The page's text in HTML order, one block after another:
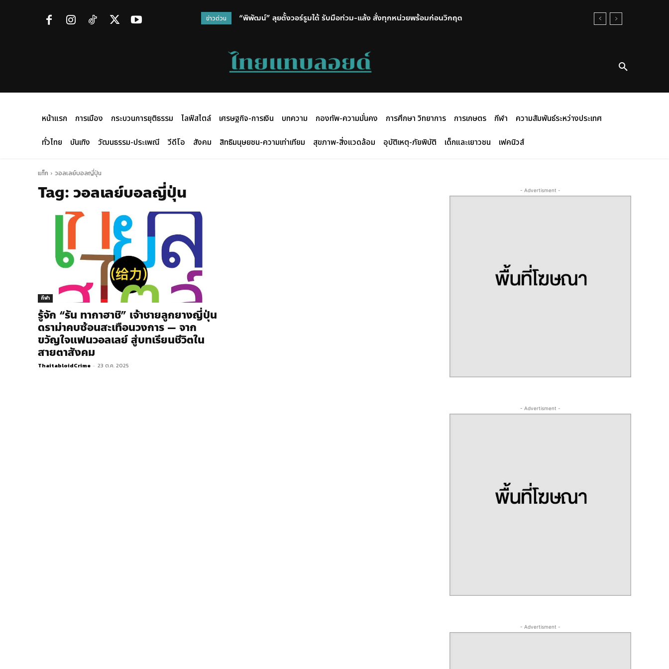
ข่าวด่วน “พิพัฒน์” ลุยตั้งวอร์รูมใต้ รับมือท่วม-แล้ง สั่งทุกหน่วยพร้อมก่อนวิกฤต
หน้าแรก การเมือง กระบวนการยุติธรรม ไลฟ์สไตล์ เศรษฐกิจ-การเงิน บทความ กองทัพ-ความมั่นคง การศึกษา วิทยาการ การเกษตร กีฬา
ความสัมพันธ์ระหว่างประเทศ
ทั่วไทย
บันเทิง วัฒนธรรม-ประเพณี วีดีโอ สังคม สิทธิมนุษยชน-ความเท่าเทียม สุขภาพ-สิ่งแวดล้อม อุบัติเหตุ-ภัยพิบัติ เด็กและเยาวชน เฟคนิวส์
แท็ก วอลเลย์บอลญี่ปุ่น
Tag:วอลเลย์บอลญี่ปุ่น
กีฬา
รู้จัก​ “รัน ทากาฮาชิ” เจ้าชายลูกยางญี่ปุ่น
ดราม่าคบซ้อนสะเทือนวงการ — จาก
ขวัญใจแฟนวอลเลย์ สู่บทเรียนชีวิตใน
สายตาสังคม
ThaitabloidCrime - 23 ต.ค. 2025
- Advertisment -
- Advertisment -
- Advertisment -